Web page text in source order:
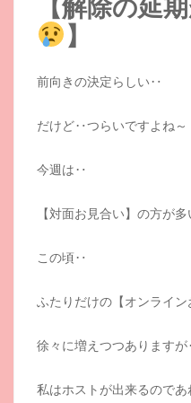
【解除の延
】
前向きの決定らしい‥
だけど‥つらいですよね～
今週は‥
【対面お見合い】の方が多
この頃‥
ふたりだけの【オンライ
徐々に増えつつあります
私はホストが出来るので